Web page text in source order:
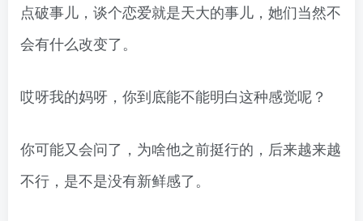
点破事儿，谈个恋爱就是天大的事儿，她们当然不
会有什么改变了。
哎呀我的妈呀，你到底能不能明白这种感觉呢？
你可能又会问了，为啥他之前挺行的，后来越来越
不行，是不是没有新鲜感了。